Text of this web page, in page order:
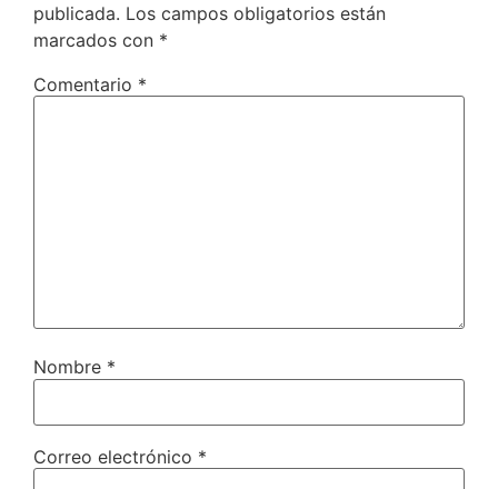
publicada. Los campos obligatorios están
marcados con *
Comentario *
Nombre *
Correo electrónico *